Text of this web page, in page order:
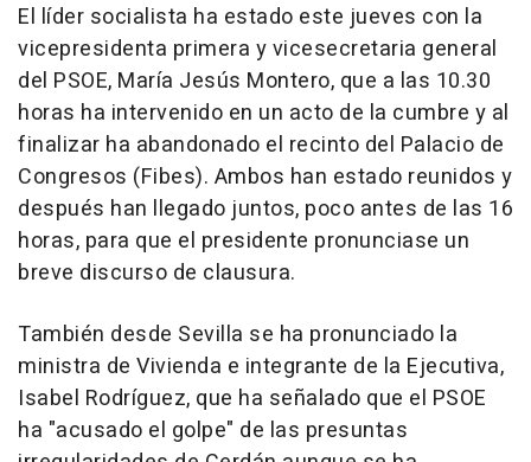
El líder socialista ha estado este jueves con la
vicepresidenta primera y vicesecretaria general
del PSOE, María Jesús Montero, que a las 10.30
horas ha intervenido en un acto de la cumbre y al
finalizar ha abandonado el recinto del Palacio de
Congresos (Fibes). Ambos han estado reunidos y
después han llegado juntos, poco antes de las 16
horas, para que el presidente pronunciase un
breve discurso de clausura.
También desde Sevilla se ha pronunciado la
ministra de Vivienda e integrante de la Ejecutiva,
Isabel Rodríguez, que ha señalado que el PSOE
ha "acusado el golpe" de las presuntas